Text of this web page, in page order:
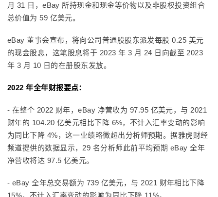
月 31 日，eBay 所持现金和现金等价物以及非股权投资组合
总价值为 59 亿美元。
eBay 董事会宣布，将向公司普通股股东派发每股 0.25 美元
的现金股息，这笔股息将于 2023 年 3 月 24 日向截至 2023
年 3 月 10 日的在册股东发放。
2022 年全年财报要点：
- 在整个 2022 财年，eBay 净营收为 97.95 亿美元，与 2021
财年的 104.20 亿美元相比下降 6%，不计入汇率变动的影响
为同比下降 4%，这一业绩略微超出分析师预期。据雅虎财经
频道提供的数据显示，29 名分析师此前平均预期 eBay 全年
净营收将达 97.5 亿美元。
- eBay 全年总交易额为 739 亿美元，与 2021 财年相比下降
15%，不计入汇率变动的影响为同比下降 11%。